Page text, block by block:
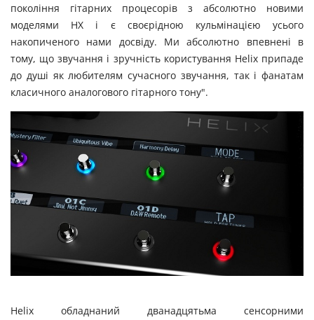
покоління гітарних процесорів з абсолютно новими
моделями HX і є своєрідною кульмінацією усього
накопиченого нами досвіду. Ми абсолютно впевнені в
тому, що звучання і зручність користування Helix припаде
до душі як любителям сучасного звучання, так і фанатам
класичного аналогового гітарного тону".
Helix обладнаний дванадцятьма сенсорними